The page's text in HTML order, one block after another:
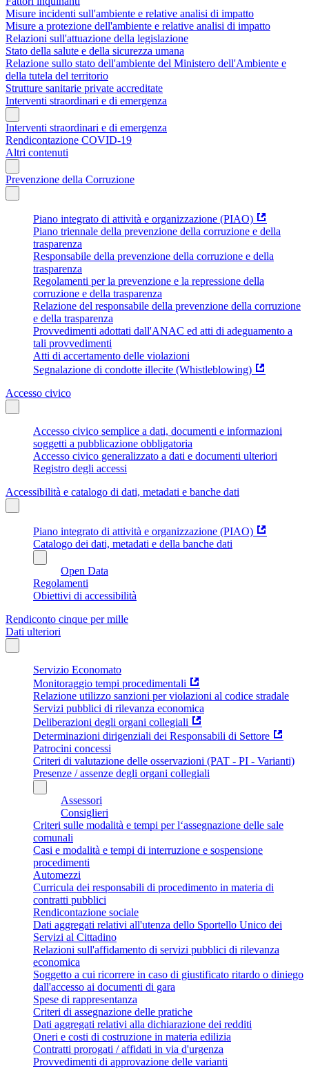
Misure incidenti sull'ambiente e relative analisi di impatto
Misure a protezione dell'ambiente e relative analisi di impatto
Relazioni sull'attuazione della legislazione
Stato della salute e della sicurezza umana
Relazione sullo stato dell'ambiente del Ministero dell'Ambiente e
della tutela del territorio
Strutture sanitarie private accreditate
Interventi straordinari e di emergenza
Interventi straordinari e di emergenza
Rendicontazione COVID-19
Altri contenuti
Prevenzione della Corruzione
Piano integrato di attività e organizzazione (PIAO)
Piano triennale della prevenzione della corruzione e della
trasparenza
Responsabile della prevenzione della corruzione e della
trasparenza
Regolamenti per la prevenzione e la repressione della
corruzione e della trasparenza
Relazione del responsabile della prevenzione della corruzione
e della trasparenza
Provvedimenti adottati dall'ANAC ed atti di adeguamento a
tali provvedimenti
Atti di accertamento delle violazioni
Segnalazione di condotte illecite (Whistleblowing)
Accesso civico
Accesso civico semplice a dati, documenti e informazioni
soggetti a pubblicazione obbligatoria
Accesso civico generalizzato a dati e documenti ulteriori
Registro degli accessi
Accessibilità e catalogo di dati, metadati e banche dati
Piano integrato di attività e organizzazione (PIAO)
Catalogo dei dati, metadati e della banche dati
Open Data
Regolamenti
Obiettivi di accessibilità
Rendiconto cinque per mille
Dati ulteriori
Servizio Economato
Monitoraggio tempi procedimentali
Relazione utilizzo sanzioni per violazioni al codice stradale
Servizi pubblici di rilevanza economica
Deliberazioni degli organi collegiali
Determinazioni dirigenziali dei Responsabili di Settore
Patrocini concessi
Criteri di valutazione delle osservazioni (PAT - PI - Varianti)
Presenze / assenze degli organi collegiali
Assessori
Consiglieri
Criteri sulle modalità e tempi per l‘assegnazione delle sale
comunali
Casi e modalità e tempi di interruzione e sospensione
procedimenti
Automezzi
Curricula dei responsabili di procedimento in materia di
contratti pubblici
Rendicontazione sociale
Dati aggregati relativi all'utenza dello Sportello Unico dei
Servizi al Cittadino
Relazioni sull'affidamento di servizi pubblici di rilevanza
economica
Soggetto a cui ricorrere in caso di giustificato ritardo o diniego
dall'accesso ai documenti di gara
Spese di rappresentanza
Criteri di assegnazione delle pratiche
Dati aggregati relativi alla dichiarazione dei redditi
Oneri e costi di costruzione in materia edilizia
Contratti prorogati / affidati in via d'urgenza
Provvedimenti di approvazione delle varianti